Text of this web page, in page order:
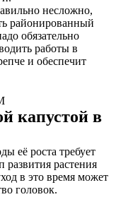
несложно,
районированный
обязательно
работы в
и обеспечит
капустой в
её роста требует
растения
в это время может
головок.